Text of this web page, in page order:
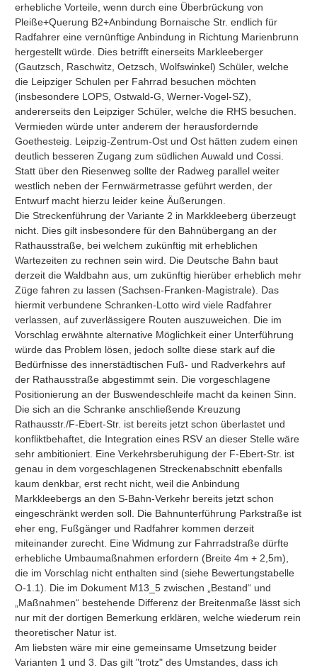
erhebliche Vorteile, wenn durch eine Überbrückung von
Pleiße+Querung B2+Anbindung Bornaische Str. endlich für
Radfahrer eine vernünftige Anbindung in Richtung Marienbrunn
hergestellt würde. Dies betrifft einerseits Markleeberger
(Gautzsch, Raschwitz, Oetzsch, Wolfswinkel) Schüler, welche
die Leipziger Schulen per Fahrrad besuchen möchten
(insbesondere LOPS, Ostwald-G, Werner-Vogel-SZ),
andererseits den Leipziger Schüler, welche die RHS besuchen.
Vermieden würde unter anderem der herausfordernde
Goethesteig. Leipzig-Zentrum-Ost und Ost hätten zudem einen
deutlich besseren Zugang zum südlichen Auwald und Cossi.
Statt über den Riesenweg sollte der Radweg parallel weiter
westlich neben der Fernwärmetrasse geführt werden, der
Entwurf macht hierzu leider keine Äußerungen.
Die Streckenführung der Variante 2 in Markkleeberg überzeugt
nicht. Dies gilt insbesondere für den Bahnübergang an der
Rathausstraße, bei welchem zukünftig mit erheblichen
Wartezeiten zu rechnen sein wird. Die Deutsche Bahn baut
derzeit die Waldbahn aus, um zukünftig hierüber erheblich mehr
Züge fahren zu lassen (Sachsen-Franken-Magistrale). Das
hiermit verbundene Schranken-Lotto wird viele Radfahrer
verlassen, auf zuverlässigere Routen auszuweichen. Die im
Vorschlag erwähnte alternative Möglichkeit einer Unterführung
würde das Problem lösen, jedoch sollte diese stark auf die
Bedürfnisse des innerstädtischen Fuß- und Radverkehrs auf
der Rathausstraße abgestimmt sein. Die vorgeschlagene
Positionierung an der Buswendeschleife macht da keinen Sinn.
Die sich an die Schranke anschließende Kreuzung
Rathausstr./F-Ebert-Str. ist bereits jetzt schon überlastet und
konfliktbehaftet, die Integration eines RSV an dieser Stelle wäre
sehr ambitioniert. Eine Verkehrsberuhigung der F-Ebert-Str. ist
genau in dem vorgeschlagenen Streckenabschnitt ebenfalls
kaum denkbar, erst recht nicht, weil die Anbindung
Markkleebergs an den S-Bahn-Verkehr bereits jetzt schon
eingeschränkt werden soll. Die Bahnunterführung Parkstraße ist
eher eng, Fußgänger und Radfahrer kommen derzeit
miteinander zurecht. Eine Widmung zur Fahrradstraße dürfte
erhebliche Umbaumaßnahmen erfordern (Breite 4m + 2,5m),
die im Vorschlag nicht enthalten sind (siehe Bewertungstabelle
O-1.1). Die im Dokument M13_5 zwischen „Bestand“ und
„Maßnahmen“ bestehende Differenz der Breitenmaße lässt sich
nur mit der dortigen Bemerkung erklären, welche wiederum rein
theoretischer Natur ist.
Am liebsten wäre mir eine gemeinsame Umsetzung beider
Varianten 1 und 3. Das gilt "trotz" des Umstandes, dass ich